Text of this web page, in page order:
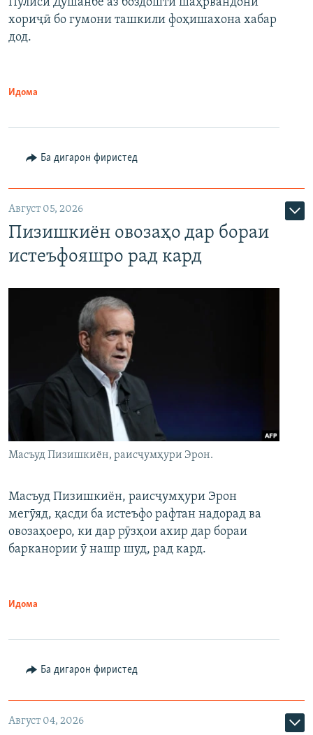
хориҷӣ бо гумони ташкили фоҳишахона хабар
дод.
Идома
Ба дигарон фиристед
Август 05, 2026
Пизишкиён овозаҳо дар бораи
истеъфояшро рад кард
Масъуд Пизишкиён, раисҷумҳури Эрон.
Масъуд Пизишкиён, раисҷумҳури Эрон
мегӯяд, қасди ба истеъфо рафтан надорад ва
овозаҳоеро, ки дар рӯзҳои ахир дар бораи
барканории ӯ нашр шуд, рад кард.
Идома
Ба дигарон фиристед
Август 04, 2026